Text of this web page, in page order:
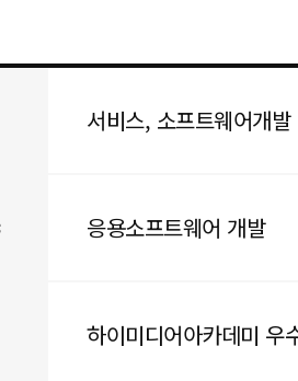
서비스, 소프트웨어개발
응용소프트웨어 개발
하이미디어아카데미 우